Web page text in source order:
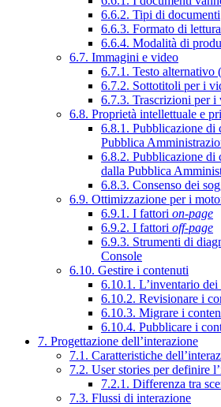
6.6.2. Tipi di documenti
6.6.3. Formato di
6.6.4. Modalità di
6.7. Immagini e video
6.7.1. Testo alternativo
6.7.2. Sottotitoli per i
6.7.3. Trascrizioni per i
6.8. Proprietà intellettuale e
6.8.1. Pubblicazione di
Pubblica
6.8.2. Pubblicazione di
dalla Pubblica
6.8.3. Consenso dei
6.9. Ottimizzazione per i
6.9.1. I fattori on-page
6.9.2. I fattori off-page
6.9.3. Strumenti di
Console
6.10. Gestire i contenuti
6.10.1. L’inventario dei
6.10.2. Revisionare i
6.10.3. Migrare i
6.10.4. Pubblicare i
7. Progettazione dell’interazione
7.1. Caratteristiche
7.2. User stories per definire
7.2.1. Differenza tra
7.3. Flussi di interazione